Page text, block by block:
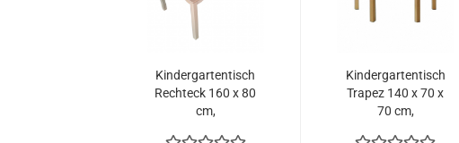
Kindergartentisch
Rechteck 160 x 80
cm,
Kindergartentisch
Trapez 140 x 70 x
70 cm,